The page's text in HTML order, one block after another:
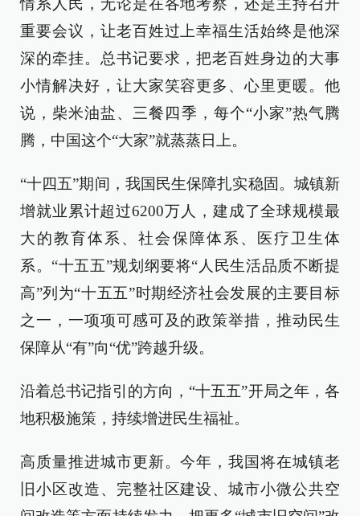
情系人民，无论是在各地考察，还是主持召开
重要会议，让老百姓过上幸福生活始终是他深
深的牵挂。总书记要求，把老百姓身边的大事
小情解决好，让大家笑容更多、心里更暖。他
说，柴米油盐、三餐四季，每个“小家”热气腾
腾，中国这个“大家”就蒸蒸日上。
“十四五”期间，我国民生保障扎实稳固。城镇新
增就业累计超过6200万人，建成了全球规模最
大的教育体系、社会保障体系、医疗卫生体
系。“十五五”规划纲要将“人民生活品质不断提
高”列为“十五五”时期经济社会发展的主要目标
之一，一项项可感可及的政策举措，推动民生
保障从“有”向“优”跨越升级。
沿着总书记指引的方向，“十五五”开局之年，各
地积极施策，持续增进民生福祉。
高质量推进城市更新。今年，我国将在城镇老
旧小区改造、完整社区建设、城市小微公共空